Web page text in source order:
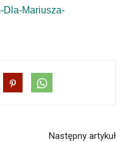
Dla-Mariusza-
Następny artykuł